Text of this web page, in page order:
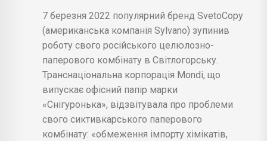
7 березня 2022 популярний бренд SvetoCopy
(американська компанія Sylvano) зупинив
роботу свого російського целюлозно-
паперового комбінату в Світлогорську.
Транснаціональна корпорація Mondi, що
випускає офісний папір марки
«Снігуронька», відзвітувала про проблеми
свого сиктивкарського паперового
комбінату: «обмеження імпорту хімікатів,